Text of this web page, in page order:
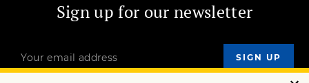
Sign up for our newsletter